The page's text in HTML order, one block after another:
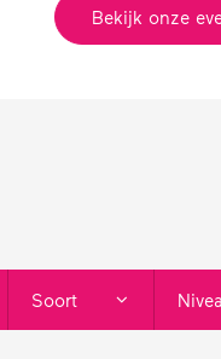
Bekijk onze
Soort